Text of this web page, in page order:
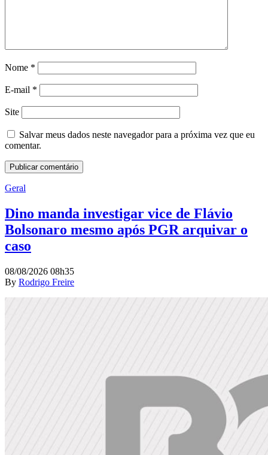
Nome *
E-mail *
Site
Salvar meus dados neste navegador para a próxima vez que eu
comentar.
Geral
Dino manda investigar vice de Flávio
Bolsonaro mesmo após PGR arquivar o
caso
08/08/2026 08h35
By Rodrigo Freire